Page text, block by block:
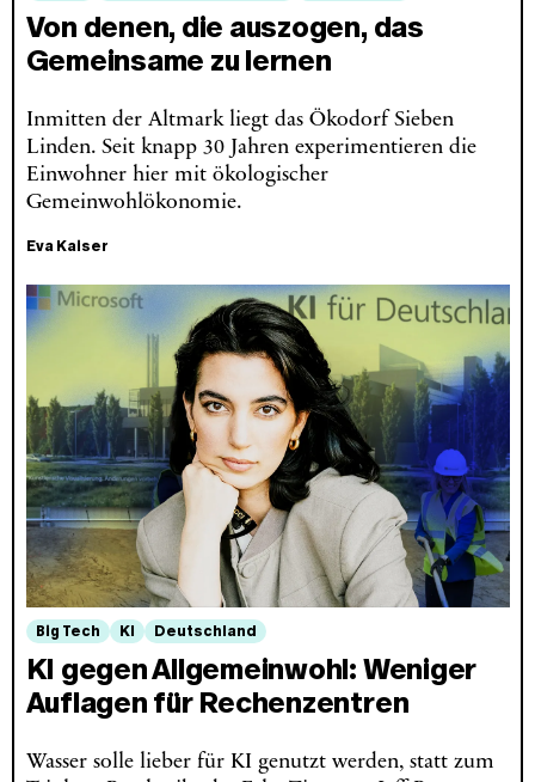
Von denen, die auszogen, das
Gemeinsame zu lernen
Inmitten der Altmark liegt das Ökodorf Sieben
Linden. Seit knapp 30 Jahren experimentieren die
Einwohner hier mit ökologischer
Gemeinwohlökonomie.
Eva Kaiser
Big Tech KI Deutschland
KI gegen Allgemeinwohl: Weniger
Auflagen für Rechenzentren
Wasser solle lieber für KI genutzt werden, statt zum